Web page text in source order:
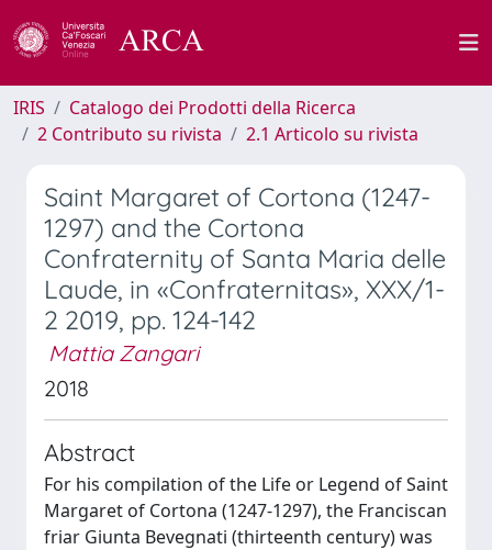
IRIS
Catalogo dei Prodotti della Ricerca
2 Contributo su rivista
2.1 Articolo su rivista
Saint Margaret of Cortona (1247-
1297) and the Cortona
Confraternity of Santa Maria delle
Laude, in «Confraternitas», XXX/1-
2 2019, pp. 124-142
Mattia Zangari
2018
Abstract
For his compilation of the Life or Legend of Saint
Margaret of Cortona (1247-1297), the Franciscan
friar Giunta Bevegnati (thirteenth century) was